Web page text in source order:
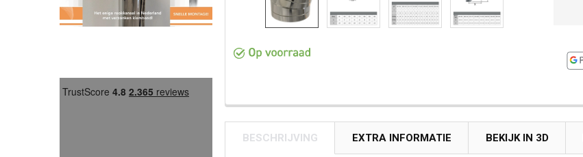
BESCHRIJVING EXTRA INFORMATIE BEKIJK IN 3D